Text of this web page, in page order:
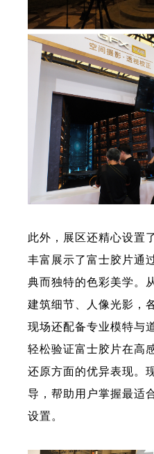
此外，展区还精心设置
丰富展示了富士胶片通
典而独特的色彩美学。
建筑细节、人像光影，
现场还配备专业模特与
轻松验证富士胶片在高
还原方面的优异表现。
导，帮助用户掌握最适
设置。